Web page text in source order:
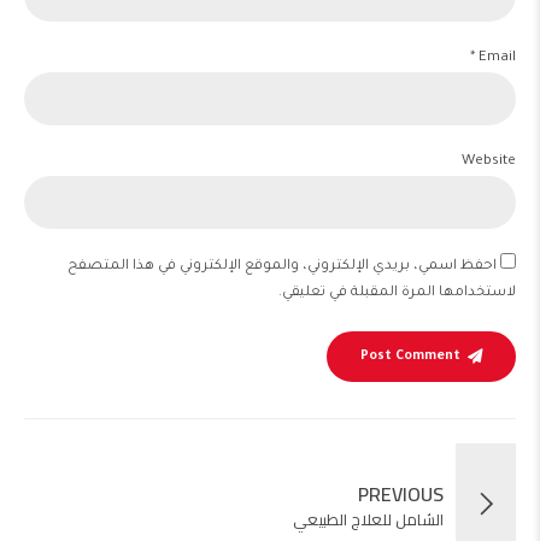
Email *
Website
احفظ اسمي، بريدي الإلكتروني، والموقع الإلكتروني في هذا المتصفح
لاستخدامها المرة المقبلة في تعليقي.
Post Comment
PREVIOUS
الشامل للعلاج الطبيعي